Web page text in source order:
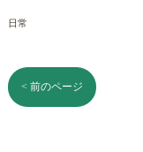
日常
< 前のページ